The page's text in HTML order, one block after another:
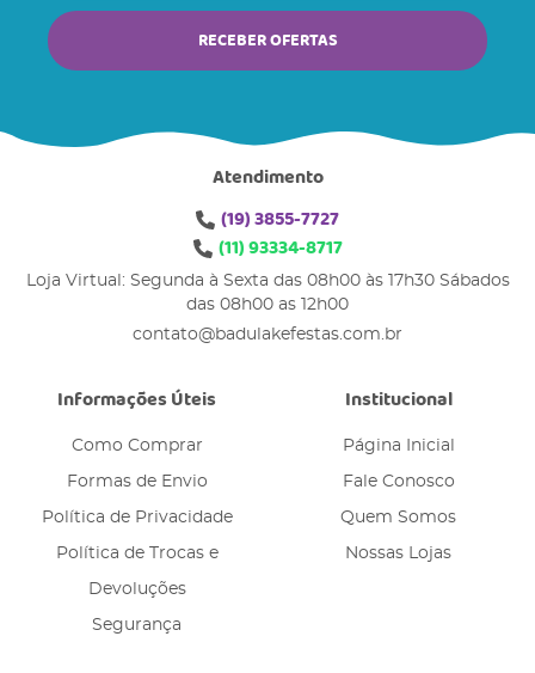
RECEBER OFERTAS
Atendimento
(19)3855-7727
(11)93334-8717
Loja Virtual: Segunda à Sexta das 08h00 às 17h30 Sábados
das 08h00 as 12h00
contato@badulakefestas.com.br
Informações Úteis
Como Comprar
Formas de Envio
Política de Privacidade
Política de Trocas e
Devoluções
Segurança
Institucional
Página Inicial
Fale Conosco
Quem Somos
Nossas Lojas